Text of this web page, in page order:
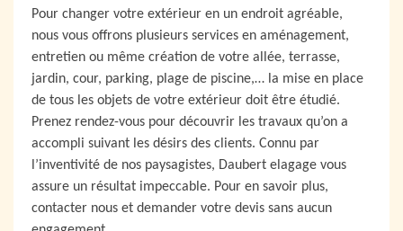
Pour changer votre extérieur en un endroit agréable,
nous vous offrons plusieurs services en aménagement,
entretien ou même création de votre allée, terrasse,
jardin, cour, parking, plage de piscine,… la mise en place
de tous les objets de votre extérieur doit être étudié.
Prenez rendez-vous pour découvrir les travaux qu’on a
accompli suivant les désirs des clients. Connu par
l’inventivité de nos paysagistes, Daubert elagage vous
assure un résultat impeccable. Pour en savoir plus,
contacter nous et demander votre devis sans aucun